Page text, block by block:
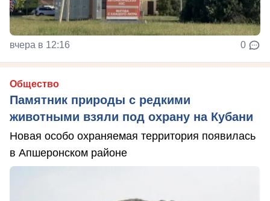
вчера в 12:16 0
Общество
Памятник природы с редкими
животными взяли под охрану на Кубани
Новая особо охраняемая территория появилась
в Апшеронском районе